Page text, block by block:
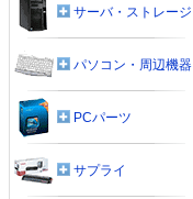
サーバ・ストレージ
パソコン・周辺機器
PCパーツ
サプライ